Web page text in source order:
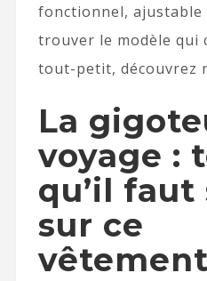
fonctionnel, ajustable
trouver le modèle qui
tout-petit, découvrez
La
voyage :
qu’il faut
sur ce